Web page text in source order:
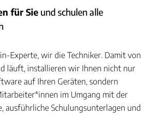
für Sie und schulen alle
Experte, wir die Techniker. Damit von
läuft, installieren wir Ihnen nicht nur
auf Ihren Geräten, sondern
im Umgang mit der
ausführliche Schulungsunterlagen und